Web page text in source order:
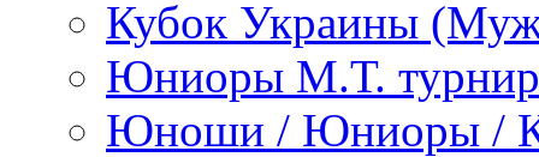
Кубок Украины
Юниоры М.Т.
Юноши / Юниоры /